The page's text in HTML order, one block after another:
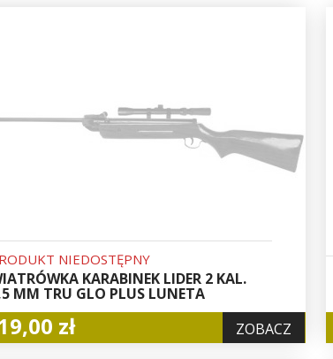
NIEDOSTĘPNY
KARABINEK LIDER 2 KAL.
MM TRU GLO PLUS LUNETA
zł ZOBACZ